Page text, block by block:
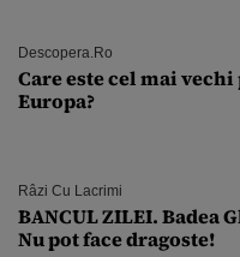
Descopera.ro
Care este cel mai
Europa?
Râzi Cu Lacrimi
BANCUL ZILEI. Badea
Nu pot face dragoste!